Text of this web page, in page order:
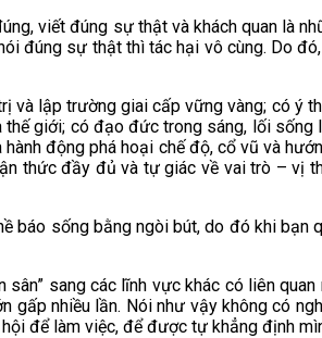
viết đúng sự thật và khách quan là
đúng sự thật thì tác hại vô cùng. Do
lập trường giai cấp vững vàng; có ý
giới; có đạo đức trong sáng, lối sống
động phá hoại chế độ, cổ vũ và
thức đầy đủ và tự giác về vai trò – vị
báo sống bằng ngòi bút, do đó khi bạn
sang các lĩnh vực khác có liên quan
nhiều lần. Nói như vậy không có
để làm việc, để được tự khẳng định